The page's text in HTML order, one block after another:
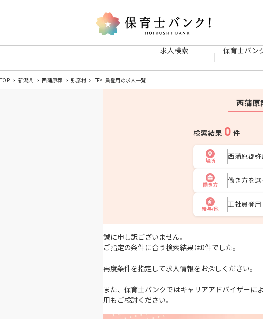
求人検索 保育士バン
TOP 新潟県 西蒲原郡 弥彦村 正社員登用の求人一覧
西蒲原
検索結果 0 件
場所
西蒲原郡弥
働き方
働き方を選
給与/他
正社員登用
誠に申し訳ございません。
ご指定の条件に合う検索結果は0件でした。
再度条件を指定して求人情報をお探しください。
また、保育士バンクではキャリアアドバイザーに
用もご検討ください。